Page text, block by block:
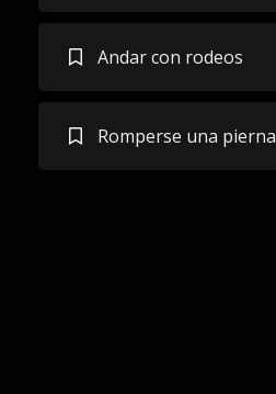
Andar con rodeos
Romperse una pierna